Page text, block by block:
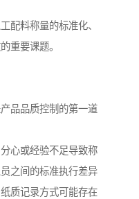
配料称量的标准化、
重要课题。
品品质控制的第一道
心或经验不足导致称
之间的标准执行差异
质记录方式可能存在